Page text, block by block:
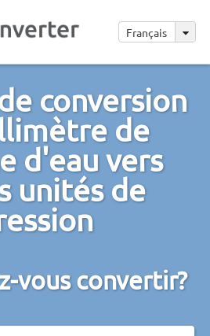
Français
conversion
de
d'eau vers
unités de
vous convertir?